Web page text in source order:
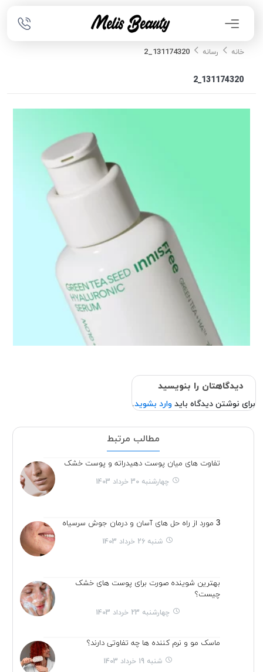
خانه رسانه 131174320_2
131174320_2
دیدگاهتان را بنویسید
برای نوشتن دیدگاه باید وارد بشوید.
مطالب مرتبط
تفاوت های میان پوست دهیدراته و پوست خشک
چهارشنبه 30 خرداد 1403
3 مورد از راه حل های آسان و درمان جوش سرسیاه
شنبه 26 خرداد 1403
بهترین شوینده صورت برای پوست های خشک
چیست؟
چهارشنبه 23 خرداد 1403
ماسک مو و نرم کننده ها چه تفاوتی دارند؟
شنبه 19 خرداد 1403